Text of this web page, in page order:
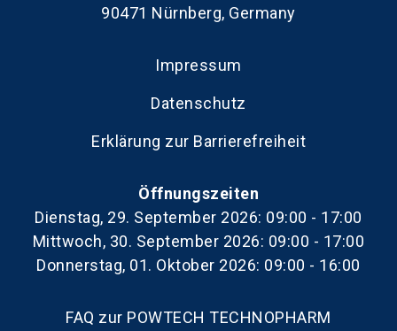
90471 Nürnberg, Germany
Impressum
Datenschutz
Erklärung zur Barrierefreiheit
Öffnungszeiten
Dienstag, 29. September 2026: 09:00 - 17:00
Mittwoch, 30. September 2026: 09:00 - 17:00
Donnerstag, 01. Oktober 2026: 09:00 - 16:00
FAQ zur POWTECH TECHNOPHARM